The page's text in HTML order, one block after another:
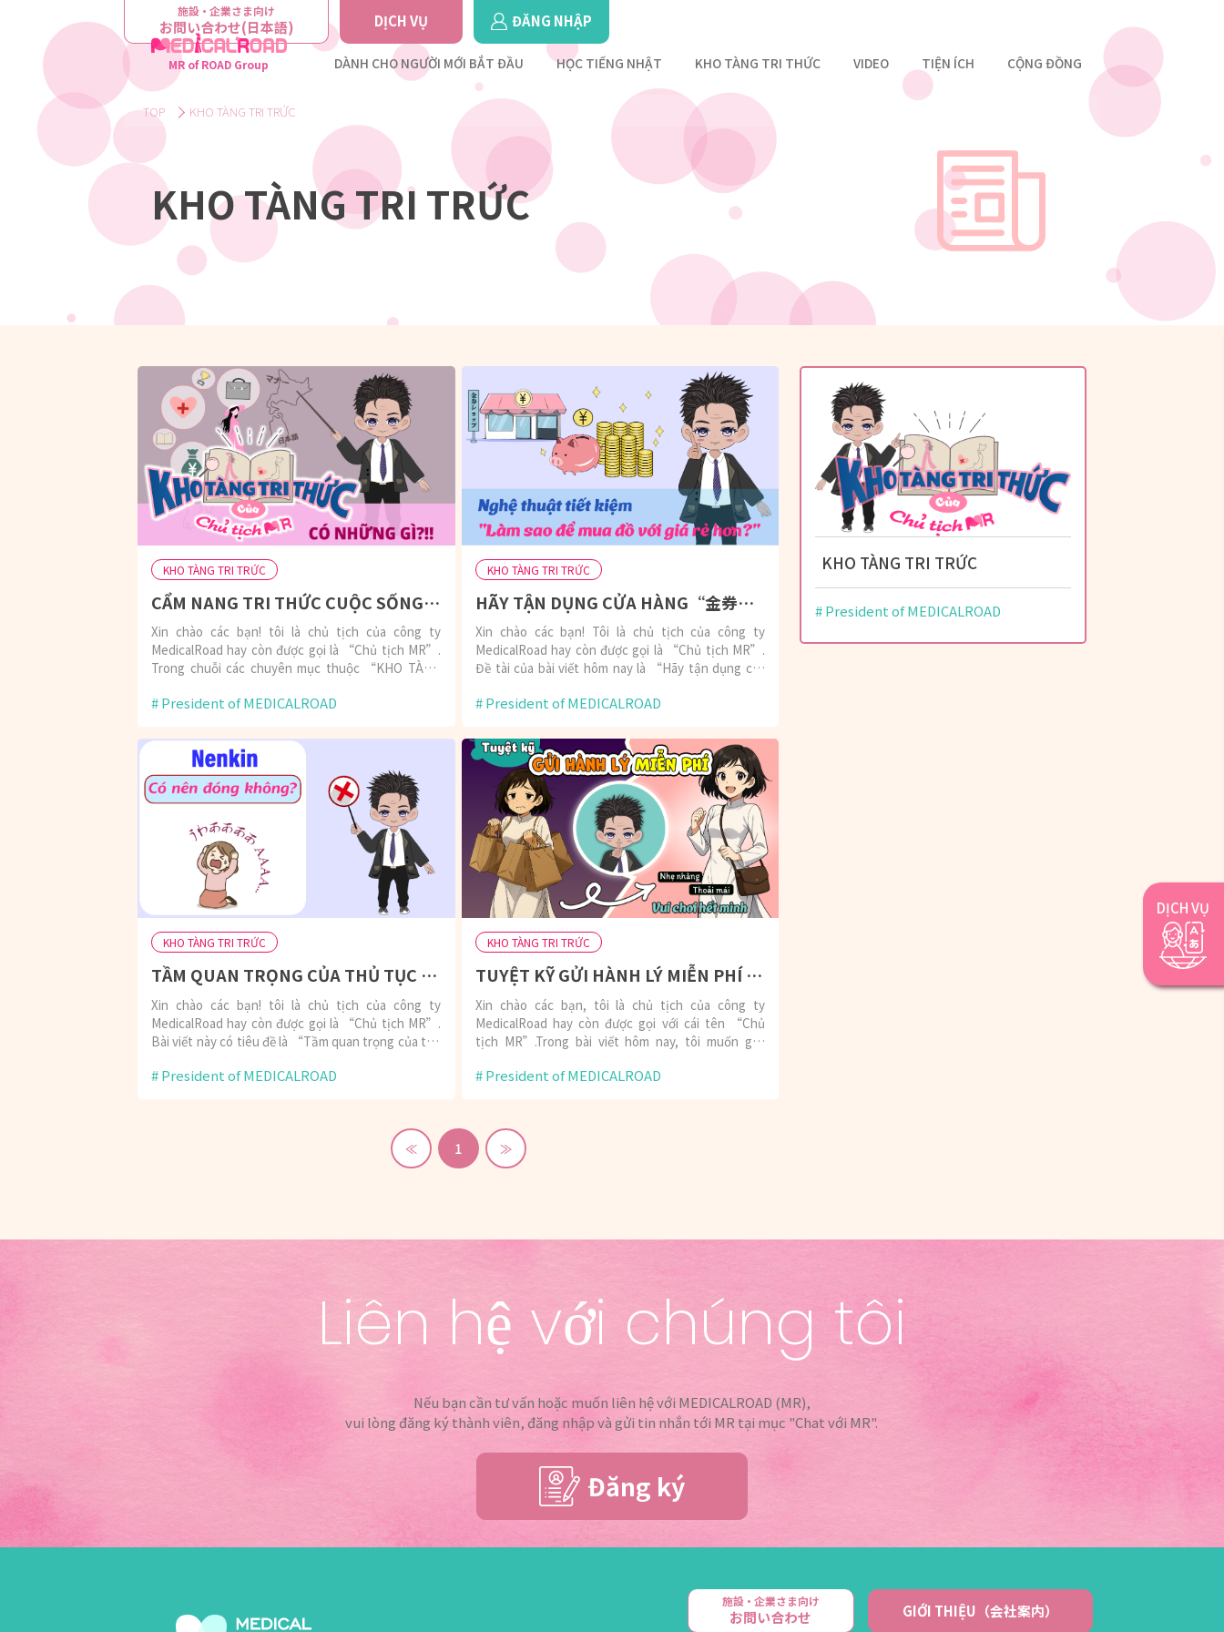
MR of ROAD Group
施設・企業さま向け
お問い合わせ(日本語) DỊCH VỤ ĐĂNG NHẬP
DÀNH CHO NGƯỜI MỚI BẮT ĐẦU HỌC TIẾNG NHẬT KHO TÀNG TRI THỨC VIDEO TIỆN ÍCH CỘNG ĐỒNG
TOP KHO TÀNG TRI TRỨC
KHO TÀNG TRI TRỨC
KHO TÀNG TRI TRỨC
CẨM NANG TRI THỨC CUỘC SỐNG TẠI NHẬT BẢN CỦA CHỦ TỊCH MR
Xin chào các bạn! tôi là chủ tịch của công ty
MedicalRoad hay còn được gọi là “Chủ tịch MR”.
Trong chuỗi các chuyên mục thuộc “KHO TÀNG
President of MEDICALROAD
KHO TÀNG TRI TRỨC
HÃY TẬN DỤNG CỬA HÀNG“金券ショップ”(Kinkenshop - cửa hàng bán phiếu mua hàng)
Xin chào các bạn! Tôi là chủ tịch của công ty
MedicalRoad hay còn được gọi là “Chủ tịch MR”.
Đề tài của bài viết hôm nay là “Hãy tận dụng các
President of MEDICALROAD
KHO TÀNG TRI TRỨC
TẦM QUAN TRỌNG CỦA THỦ TỤC NENKIN (年金 – bảo hiểm lương hưu)
Xin chào các bạn! tôi là chủ tịch của công ty
MedicalRoad hay còn được gọi là “Chủ tịch MR”.
Bài viết này có tiêu đề là “Tầm quan trọng của thủ
President of MEDICALROAD
KHO TÀNG TRI TRỨC
TUYỆT KỸ GỬI HÀNH LÝ MIỄN PHÍ MÀ NGƯỜI NHẬT KHÔNG MUỐN CHỈ CHO BẠN!!
Xin chào các bạn, tôi là chủ tịch của công ty
MedicalRoad hay còn được gọi với cái tên “Chủ
tịch MR”.Trong bài viết hôm nay, tôi muốn giới
Nhật không muốn chỉ cho bạn”. Tuy nhiên, tôi sẽ
President of MEDICALROAD
1
KHO TÀNG TRI TRỨC
President of MEDICALROAD
Liên hệ với chúng tôi
Nếu bạn cần tư vấn hoặc muốn liên hệ với MEDICALROAD (MR),
vui lòng đăng ký thành viên, đăng nhập và gửi tin nhắn tới MR tại mục "Chat với MR".
Đăng ký
DỊCH VỤ
施設・企業さま向け
お問い合わせ GIỚI THIỆU（会社案内）